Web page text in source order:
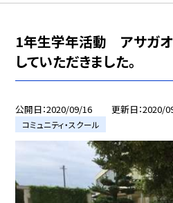
1年生学年活動 アサガオ
していただきました。
公開日 2020/09/16 更新日 2020/
コミュニティ・スクール